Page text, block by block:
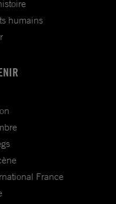
humains
France